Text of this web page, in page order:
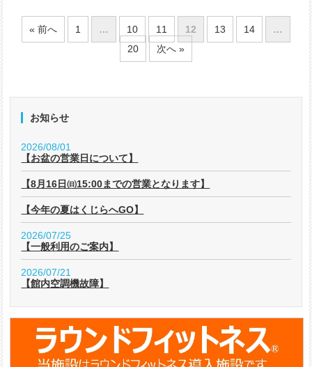
« 前へ 1 … 10 11 12 13 14
…
20
次へ »
お知らせ
2026/08/01
【お盆の営業日について】
【8月16日㈰15:00までの営業となります】
【今年の夏はくじらへGO】
2026/07/25
【一般利用のご案内】
2026/07/21
【館内空調機故障】